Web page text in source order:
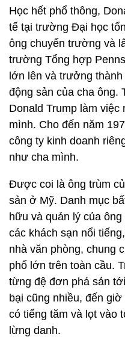
Học hết phổ thông,
tế tại trường Đại học
ông chuyển trường và
trường Tổng hợp
lớn lên và trưởng thành
động sản của cha ông.
Donald Trump làm việc
mình. Cho đến năm
công ty kinh doanh
như cha mình.
Được coi là ông trùm
sản ở Mỹ. Danh mục
hữu và quản lý của
các khách sạn nổi
nhà văn phòng, chung
phố lớn trên toàn cầu.
từng đệ đơn phá sản
bại cũng nhiều, đến
có tiếng tăm và lọt vào
lừng danh.